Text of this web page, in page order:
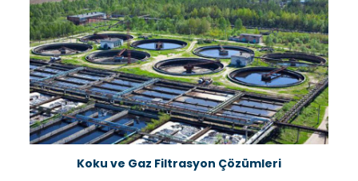
Koku ve Gaz Filtrasyon Çözümleri